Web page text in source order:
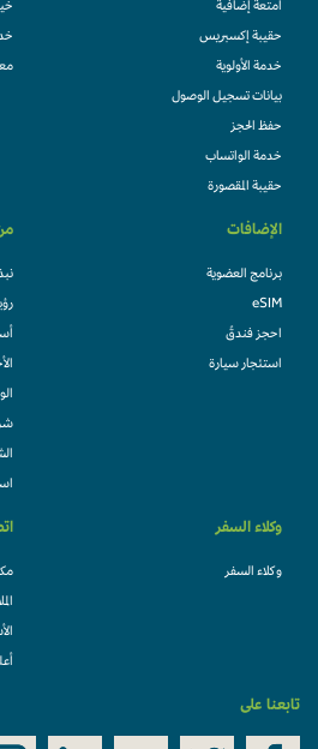
امتعة إضافية
حقيبة إكسبريس
خدمة الأولوية
بيانات تسجيل الوصول
حفظ الحجز
خدمة الواتساب
حقيبة المقصورة
الإضافات
برنامج العضوية
eSIM
احجز فندقً
استئجار سيارة
من
نبذة
الأخبار
وكلاء السفر
وكلاء السفر
أعلن
تابعنا على